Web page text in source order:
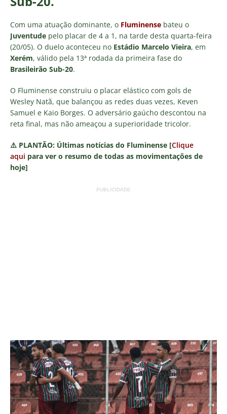
Com uma atuação dominante, o Fluminense bateu o
Juventude pelo placar de 4 a 1, na tarde desta quarta-feira
(20/05). O duelo aconteceu no Estádio Marcelo Vieira, em
Xerém, válido pela 13ª rodada da primeira fase do
Brasileirão Sub-20.
O Fluminense construiu o placar elástico com gols de
Wesley Natã, que balançou as redes duas vezes, Keven
Samuel e Kaio Borges. O adversário gaúcho descontou na
reta final, mas não ameaçou a superioridade tricolor.
⚠️ PLANTÃO: Últimas notícias do Fluminense [Clique
aqui para ver o resumo de todas as movimentações de
hoje]
PUBLICIDADE